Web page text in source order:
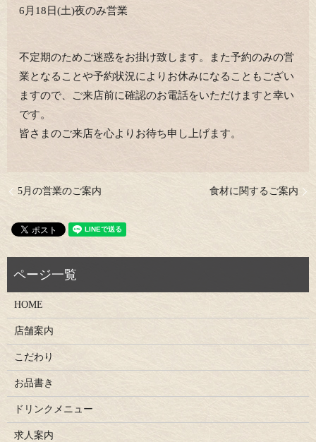
6月18日(土)夜のみ営業
不定期のためご迷惑をお掛け致します。また予約のみの営
業となることや予約状況によりお休みになることもござい
ますので、ご来店前に確認のお電話をいただけますと幸い
です。
皆さまのご来店を心よりお待ち申し上げます。
5月の営業のご案内 食材に関するご案内
HOME
店舗案内
こだわり
お品書き
ドリンクメニュー
求人案内